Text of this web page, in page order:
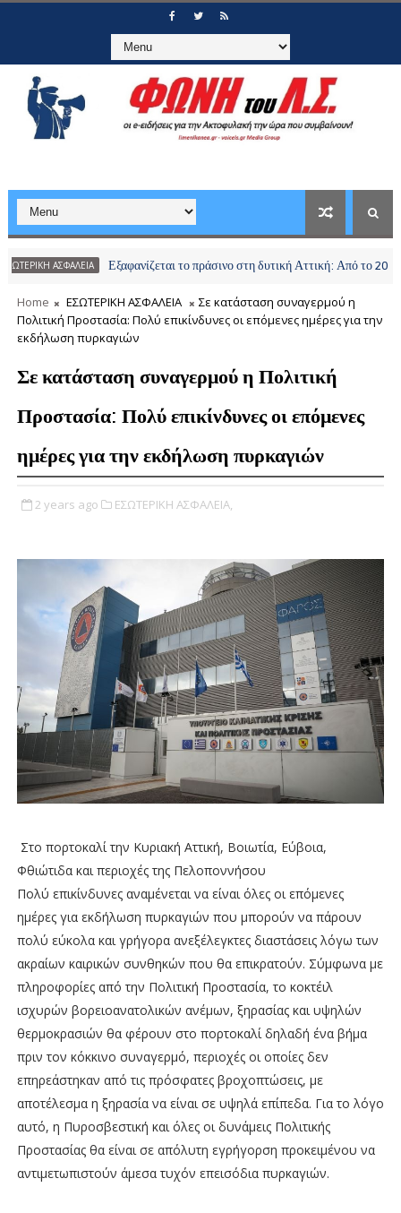
Εξαφανίζεται το πράσινο στη δυτική Αττική: Από το 2018 έχουν
Home ΕΣΩΤΕΡΙΚΗ ΑΣΦΑΛΕΙΑ
Σε κατάσταση συναγερμού η
Πολιτική Προστασία: Πολύ επικίνδυνες οι επόμενες ημέρες για την
εκδήλωση πυρκαγιών
Σε κατάσταση συναγερμού η Πολιτική
Προστασία: Πολύ επικίνδυνες οι επόμενες
ημέρες για την εκδήλωση πυρκαγιών
2 years ago ΕΣΩΤΕΡΙΚΗ ΑΣΦΑΛΕΙΑ,
Στο πορτοκαλί την Κυριακή Αττική, Βοιωτία, Εύβοια,
Φθιώτιδα και περιοχές της Πελοποννήσου
Πολύ επικίνδυνες αναμένεται να είναι όλες οι επόμενες
ημέρες για εκδήλωση πυρκαγιών που μπορούν να πάρουν
πολύ εύκολα και γρήγορα ανεξέλεγκτες διαστάσεις λόγω των
ακραίων καιρικών συνθηκών που θα επικρατούν. Σύμφωνα με
πληροφορίες από την Πολιτική Προστασία, το κοκτέιλ
ισχυρών βορειοανατολικών ανέμων, ξηρασίας και υψηλών
θερμοκρασιών θα φέρουν στο πορτοκαλί δηλαδή ένα βήμα
πριν τον κόκκινο συναγερμό, περιοχές οι οποίες δεν
επηρεάστηκαν από τις πρόσφατες βροχοπτώσεις, με
αποτέλεσμα η ξηρασία να είναι σε υψηλά επίπεδα. Για το λόγο
αυτό, η Πυροσβεστική και όλες οι δυνάμεις Πολιτικής
Προστασίας θα είναι σε απόλυτη εγρήγορση προκειμένου να
αντιμετωπιστούν άμεσα τυχόν επεισόδια πυρκαγιών.